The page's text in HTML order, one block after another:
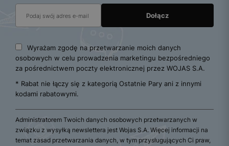
Wyrażam zgodę na przetwarzanie moich danych
osobowych w celu prowadzenia marketingu bezpośredniego
za pośrednictwem poczty elektronicznej przez WOJAS S.A.
* Rabat nie łączy się z kategorią Ostatnie Pary ani z innymi
kodami rabatowymi.
Administratorem Twoich danych osobowych przetwarzanych w
związku z wysyłką newslettera jest Wojas S.A. Więcej informacji na
temat zasad przetwarzania danych, w tym przysługujących Ci praw,